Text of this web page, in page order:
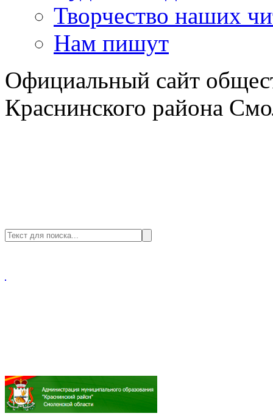
Творчество наших
Нам пишут
Официальный сайт
Краснинского района